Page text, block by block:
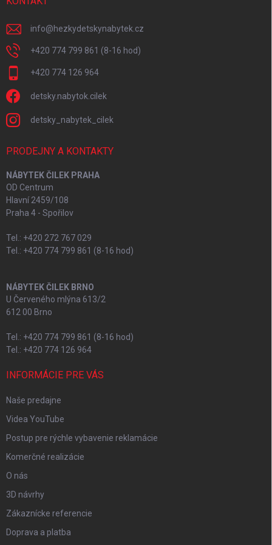
info@hezkydetskynabytek.cz
+420 774 799 861 (8-16 hod)
+420 774 126 964
detsky.nabytok.cilek
detsky_nabytek_cilek
PRODEJNY A KONTAKTY
NÁBYTEK ČILEK PRAHA
OD Centrum
Hlavní 2459/108
Praha 4 - Spořilov
Tel.: +420 272 767 029
Tel.: +420 774 799 861 (8-16 hod)
NÁBYTEK ČILEK BRNO
U Červeného mlýna 613/2
612 00 Brno
Tel.: +420 774 799 861 (8-16 hod)
Tel.: +420 774 126 964
INFORMÁCIE PRE VÁS
Naše predajne
Videa YouTube
Postup pre rýchle vybavenie reklamácie
Komerčné realizácie
O nás
3D návrhy
Zákaznícke referencie
Doprava a platba